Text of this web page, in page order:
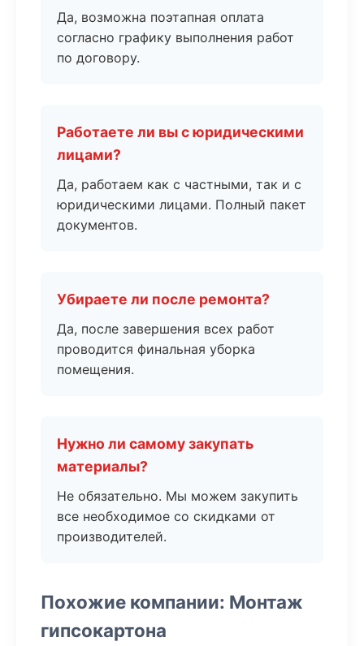
Да, возможна поэтапная оплата
согласно графику выполнения работ
по договору.
Работаете ли вы с юридическими
лицами?
Да, работаем как с частными, так и с
юридическими лицами. Полный пакет
документов.
Убираете ли после ремонта?
Да, после завершения всех работ
проводится финальная уборка
помещения.
Нужно ли самому закупать
материалы?
Не обязательно. Мы можем закупить
все необходимое со скидками от
производителей.
Похожие компании: Монтаж
гипсокартона